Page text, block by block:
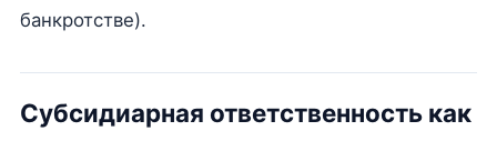
банкротстве).
Субсидиарная ответственность как